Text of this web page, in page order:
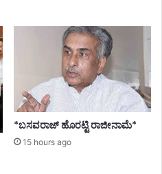
*ಬಸವರಾಜ್ ಹೊರಟ್ಟಿ ರಾಜೀನಾಮೆ*
15 hours ago